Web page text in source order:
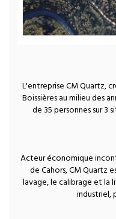
L'entreprise CM Quartz,
Boissières au milieu des
de 35 personnes sur 3
Acteur économique
de Cahors, CM Quartz
lavage, le calibrage et la
industriel,